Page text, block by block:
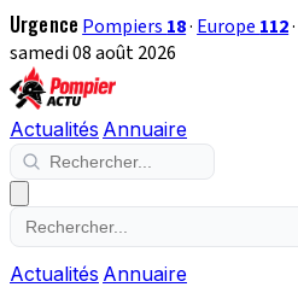
Urgence Pompiers 18· Europe 112·
samedi 08 août 2026
Actualités Annuaire
Actualités Annuaire